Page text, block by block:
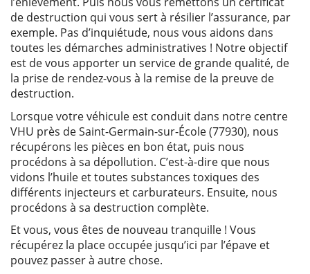
de destruction qui vous sert à résilier l’assurance, par
exemple. Pas d’inquiétude, nous vous aidons dans
toutes les démarches administratives ! Notre objectif
est de vous apporter un service de grande qualité, de
la prise de rendez-vous à la remise de la preuve de
destruction.
Lorsque votre véhicule est conduit dans notre centre
VHU près de Saint-Germain-sur-École (77930), nous
récupérons les pièces en bon état, puis nous
procédons à sa dépollution. C’est-à-dire que nous
vidons l’huile et toutes substances toxiques des
différents injecteurs et carburateurs. Ensuite, nous
procédons à sa destruction complète.
Et vous, vous êtes de nouveau tranquille ! Vous
récupérez la place occupée jusqu’ici par l’épave et
pouvez passer à autre chose.